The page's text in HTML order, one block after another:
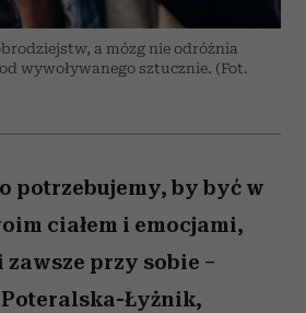
a mózg nie odróżnia
wywoływanego sztucznie. (Fot.
potrzebujemy, by być w
ciałem i emocjami,
przy sobie –
Łyżnik,